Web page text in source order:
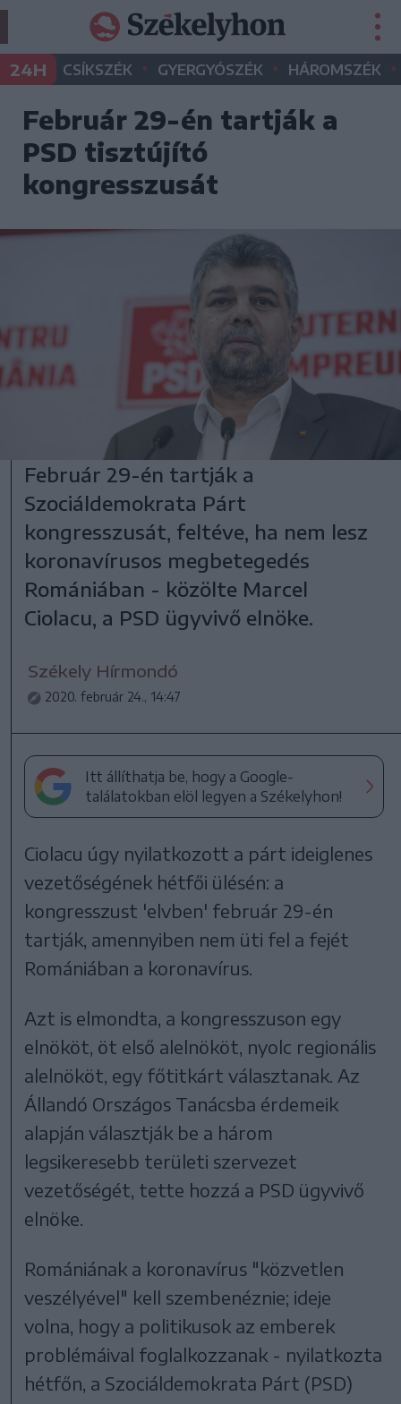
24H CSÍKSZÉK • GYERGYÓSZÉK • HÁROMSZÉK •
Február 29-én tartják a
PSD tisztújító
kongresszusát
Február 29-én tartják a
Szociáldemokrata Párt
kongresszusát, feltéve, ha nem lesz
koronavírusos megbetegedés
Romániában - közölte Marcel
Ciolacu, a PSD ügyvivő elnöke.
Székely Hírmondó
2020. február 24., 14:47
Itt állíthatja be, hogy a Google-
találatokban elöl legyen a Székelyhon!
Ciolacu úgy nyilatkozott a párt ideiglenes
vezetőségének hétfői ülésén: a
kongresszust 'elvben' február 29-én
tartják, amennyiben nem üti fel a fejét
Romániában a koronavírus.
Azt is elmondta, a kongresszuson egy
elnököt, öt első alelnököt, nyolc regionális
alelnököt, egy főtitkárt választanak. Az
Állandó Országos Tanácsba érdemeik
alapján választják be a három
legsikeresebb területi szervezet
vezetőségét, tette hozzá a PSD ügyvivő
elnöke.
Romániának a koronavírus "közvetlen
veszélyével" kell szembenéznie; ideje
volna, hogy a politikusok az emberek
problémáival foglalkozzanak - nyilatkozta
hétfőn, a Szociáldemokrata Párt (PSD)